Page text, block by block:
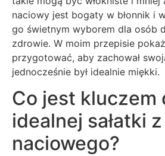
naciowy jest bogaty w błonnik i
go świetnym wyborem dla osób
zdrowie. W moim przepisie
przygotować, aby zachował
jednocześnie był idealnie miękki.
Co jest kluczem
idealnej sałatki
naciowego?